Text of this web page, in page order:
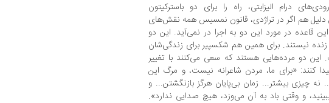
درام الیزابتی، راه را برای دو باسترکیتون
هم اگر در تراژدی، قانون نمسیس همه نقش‌های
قاعده در مورد این دو به اجرا در نمی‌آید. این دو
زنده نیستند. برای همین هم شکسپیر برای زندگی‌شان
این دو مرده‌هایی هستند که سعی می‌کنند با تغییر
کنند: «برای ما، مردن شاعرانه نیست، و مرگ این
چیزی بیشتر... زمان بی‌پایان هرگز بازنگشتن... و
و وقتی باد به آن می‌وزد، هیچ صدایی ندارد».